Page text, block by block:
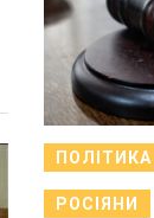
ПОЛІТИКА
РОСІЯНИ